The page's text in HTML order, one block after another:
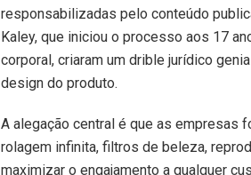
responsabilizadas pelo conteúdo
Kaley, que iniciou o processo aos 17
corporal, criaram um drible jurídico
design do produto.
A alegação central é que as empresas
rolagem infinita, filtros de beleza,
maximizar o engajamento a qualquer